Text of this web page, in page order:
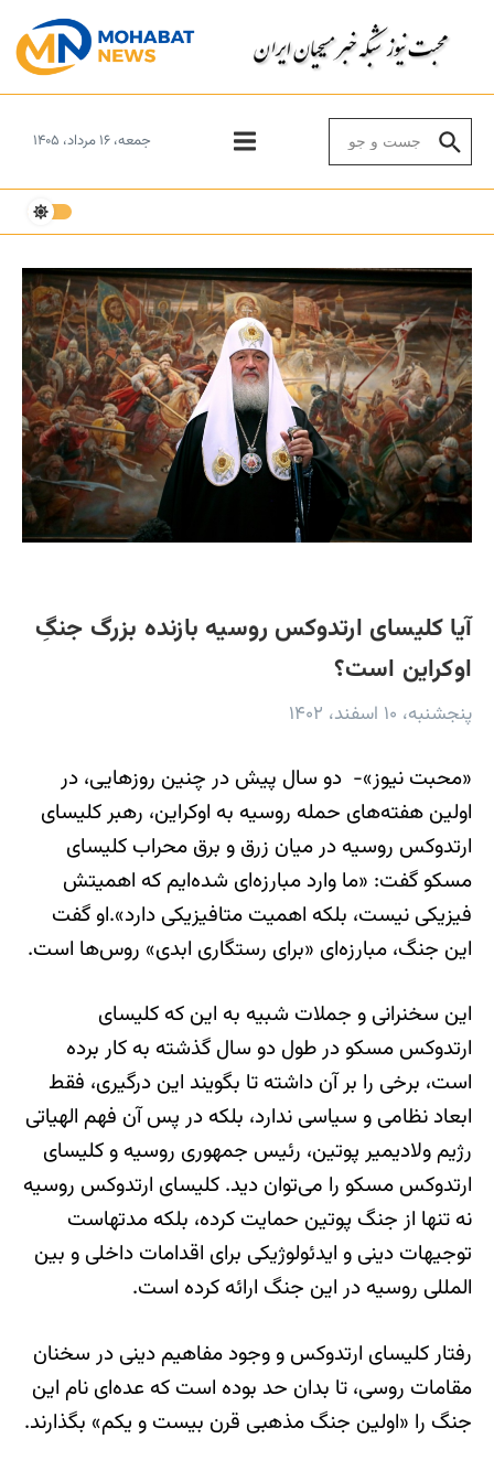
جمعه، ۱۶ مرداد، ۱۴۰۵
آیا کلیسای ارتدوکس روسیه بازنده بزرگ جنگِ
اوکراین است؟
پنجشنبه، ۱۰ اسفند، ۱۴۰۲
«محبت نیوز»- دو سال پیش در چنین روزهایی، در
اولین هفته‌های حمله روسیه به اوکراین، رهبر کلیسای
ارتدوکس روسیه در میان زرق و برق محراب کلیسای
مسکو گفت: «ما وارد مبارزه‌ای شده‌ایم که اهمیتش
فیزیکی نیست، بلکه اهمیت متافیزیکی دارد».او گفت
این جنگ، مبارزه‌ای «برای رستگاری ابدی» روس‌ها است.
این سخنرانی و جملات شبیه به این که کلیسای
ارتدوکس مسکو در طول دو سال گذشته به کار برده
است، برخی را بر آن داشته تا بگویند این درگیری، فقط
ابعاد نظامی و سیاسی ندارد، بلکه در پس آن فهم الهیاتی
رژیم ولادیمیر پوتین، رئیس جمهوری روسیه و کلیسای
ارتدوکس مسکو را می‌توان دید. کلیسای ارتدوکس روسیه
نه تنها از جنگ پوتین حمایت کرده، بلکه مدتهاست
توجیهات دینی و ایدئولوژیکی برای اقدامات داخلی و بین
المللی روسیه در این جنگ ارائه کرده است.
رفتار کلیسای ارتدوکس و وجود مفاهیم دینی در سخنان
مقامات روسی، تا بدان حد بوده است که عده‌ای نام این
جنگ را «اولین جنگ مذهبی قرن بیست و یکم» بگذارند.